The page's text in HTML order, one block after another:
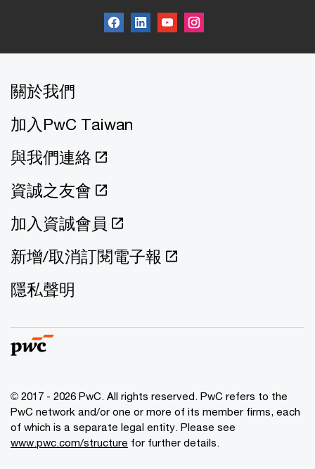
關於我們
加入PwC Taiwan
與我們連絡
資誠之友會
加入資誠會員
新增/取消訂閱電子報
隱私聲明
© 2017 - 2026 PwC. All rights reserved. PwC refers to the
PwC network and/or one or more of its member firms, each
of which is a separate legal entity. Please see
www.pwc.com/structure for further details.